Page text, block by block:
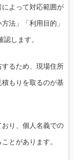
よって対応範囲が
法」「利用目的」
します。
るため、現場住所
もりを取るのが基
り、個人名義での
とがあります。